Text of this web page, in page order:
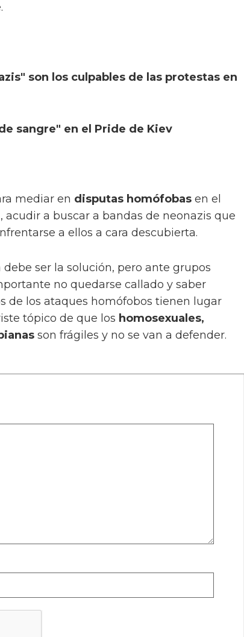
son los culpables de las protestas en
sangre" en el Pride de Kiev
mediar en disputas homófobas en el
acudir a buscar a bandas de neonazis que
a ellos a cara descubierta.
ser la solución, pero ante grupos
no quedarse callado y saber
de los ataques homófobos tienen lugar
tópico de que los homosexuales,
son frágiles y no se van a defender.